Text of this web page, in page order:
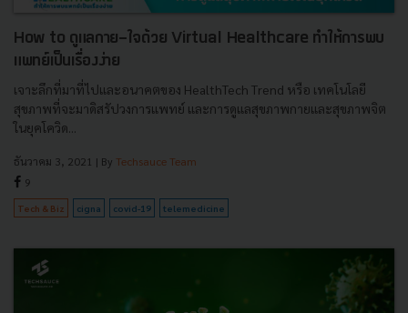
How to ดูแลกาย-ใจด้วย Virtual Healthcare ทำให้การพบ
แพทย์เป็นเรื่องง่าย
เจาะลึกที่มาที่ไปและอนาคตของ HealthTech Trend หรือ เทคโนโลยี
สุขภาพที่จะมาดิสรัปวงการแพทย์ และการดูแลสุขภาพกายและสุขภาพจิต
ในยุคโควิด...
ธันวาคม 3, 2021 | By Techsauce Team
9
Tech & Biz cigna covid-19 telemedicine